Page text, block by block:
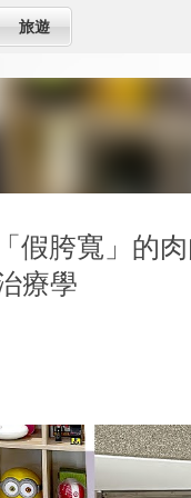
旅遊
假胯寬」的
療學